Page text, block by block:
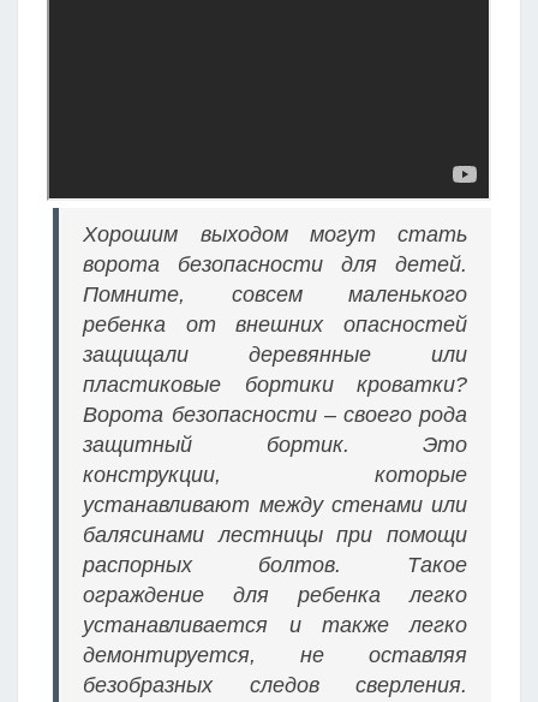
Хорошим выходом могут стать
ворота безопасности для детей.
Помните, совсем маленького
ребенка от внешних опасностей
защищали деревянные или
пластиковые бортики кроватки?
Ворота безопасности – своего рода
защитный бортик. Это
конструкции, которые
устанавливают между стенами или
балясинами лестницы при помощи
распорных болтов. Такое
ограждение для ребенка легко
устанавливается и также легко
демонтируется, не оставляя
безобразных следов сверления.